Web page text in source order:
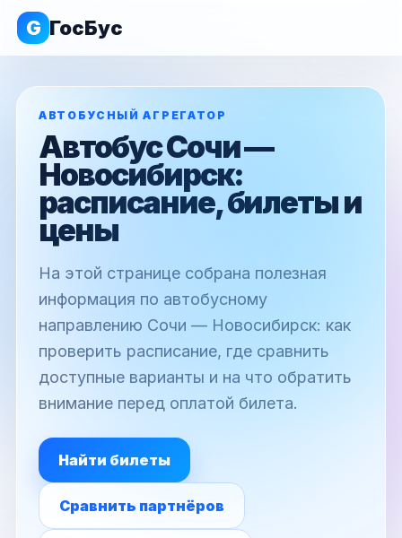
G ГосБус
АВТОБУСНЫЙ АГРЕГАТОР
Автобус Сочи —
Новосибирск:
расписание, билеты и
цены
На этой странице собрана полезная
информация по автобусному
направлению Сочи — Новосибирск: как
проверить расписание, где сравнить
доступные варианты и на что обратить
внимание перед оплатой билета.
Найти билеты
Сравнить партнёров